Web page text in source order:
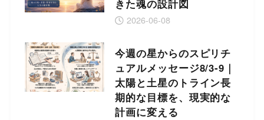
きた魂の設計図
2026-06-08
今週の星からのスピリチ
ュアルメッセージ8/3-9｜
太陽と土星のトライン長
期的な目標を、現実的な
計画に変える